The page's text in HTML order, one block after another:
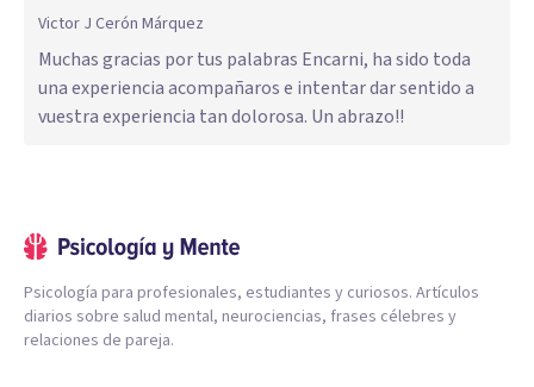
Victor J Cerón Márquez
Muchas gracias por tus palabras Encarni, ha sido toda
una experiencia acompañaros e intentar dar sentido a
vuestra experiencia tan dolorosa. Un abrazo!!
Psicología para profesionales, estudiantes y curiosos. Artículos
diarios sobre salud mental, neurociencias, frases célebres y
relaciones de pareja.